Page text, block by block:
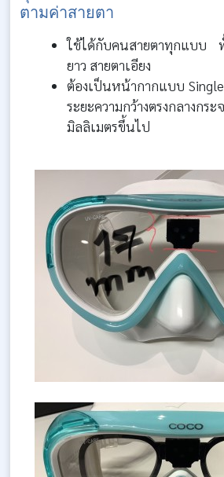
ตามค่าสายตา
ใช้ได้กับคนสายตาทุกแบบ
ยาว สายตาเอียง
ต้องเป็นหน้ากากแบบ
ระยะความกว้างตรงกลา
มิลลิเมตรขึ้นไป